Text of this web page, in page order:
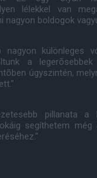
lélekkel van
nagyon boldogok
különleges
a
úgyszintén,
pillanata a
segíthetem